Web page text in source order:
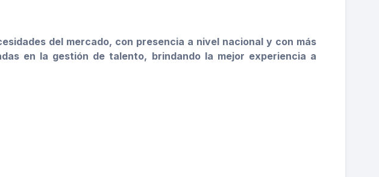
del mercado, con presencia a nivel nacional y con más
en la gestión de talento, brindando la mejor experiencia a